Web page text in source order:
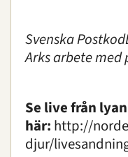
Svenska
Arks arbete med
Se live från lyan
här: http://
djur/